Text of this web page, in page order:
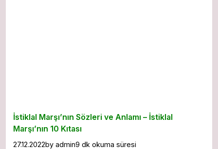
İstiklal Marşı’nın Sözleri ve Anlamı – İstiklal
Marşı’nın 10 Kıtası
27.12.2022by admin9 dk okuma süresi